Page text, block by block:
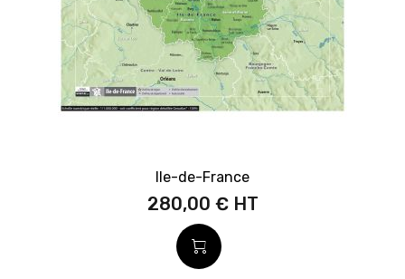
Ile-de-France
280,00 €